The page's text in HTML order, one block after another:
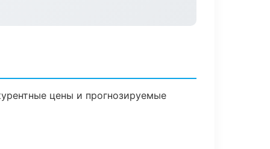
цены и прогнозируемые